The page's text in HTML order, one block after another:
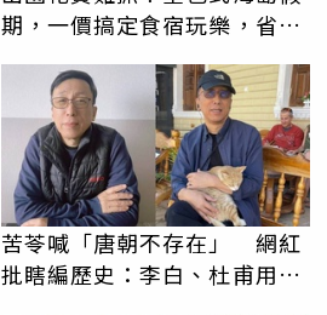
期，一價搞定食宿玩樂，省錢
苦苓喊「唐朝不存在」 網紅
批瞎編歷史：李白、杜甫用鮮